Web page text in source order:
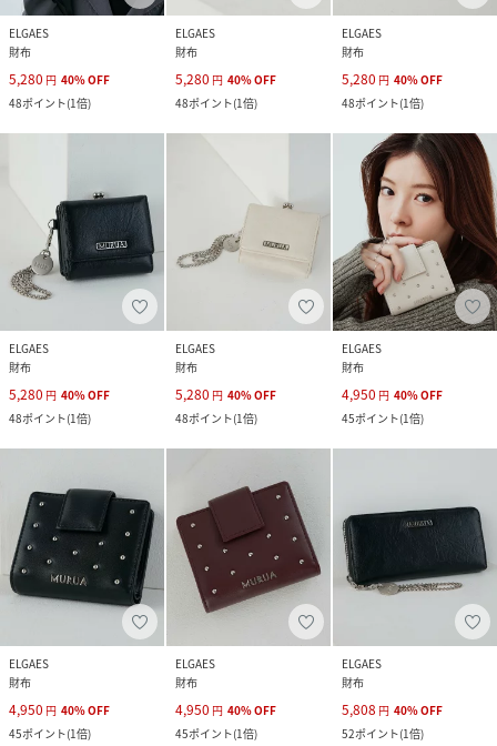
ELGAES
財布
5,280 円 40%OFF
48ポイント(1倍)
ELGAES
財布
5,280 円 40%OFF
48ポイント(1倍)
ELGAES
財布
5,280 円 40%OFF
48ポイント(1倍)
ELGAES
財布
5,280 円 40%OFF
48ポイント(1倍)
ELGAES
財布
5,280 円 40%OFF
48ポイント(1倍)
ELGAES
財布
4,950 円 40%OFF
45ポイント(1倍)
ELGAES
財布
4,950 円 40%OFF
45ポイント(1倍)
ELGAES
財布
4,950 円 40%OFF
45ポイント(1倍)
ELGAES
財布
5,808 円 40%OFF
52ポイント(1倍)